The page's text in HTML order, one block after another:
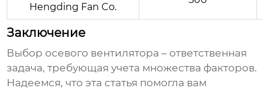
Hengding Fan Co.
Заключение
Выбор осевого вентилятора – ответственная
задача, требующая учета множества факторов.
Надеемся, что эта статья помогла вам